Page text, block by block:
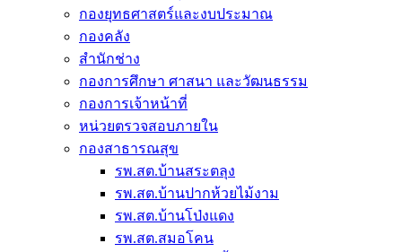
กองยุทธศาสตร์และงบประมาณ
กองคลัง
สำนักช่าง
กองการศึกษา ศาสนา และวัฒนธรรม
กองการเจ้าหน้าที่
หน่วยตรวจสอบภายใน
กองสาธารณสุข
รพ.สต.บ้านสระตลุง
รพ.สต.บ้านปากห้วยไม้งาม
รพ.สต.บ้านโป่งแดง
รพ.สต.สมอโคน